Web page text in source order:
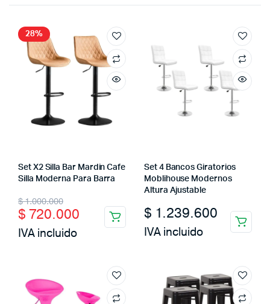
28%
Set X2 Silla Bar Mardin Cafe
Silla Moderna Para Barra
$1.000.000
Original
price
was:
$ 720.000
Current
price
is:
IVA incluido
Set 4 Bancos Giratorios
Moblihouse Modernos
Altura Ajustable
$ 1.239.600
IVA incluido